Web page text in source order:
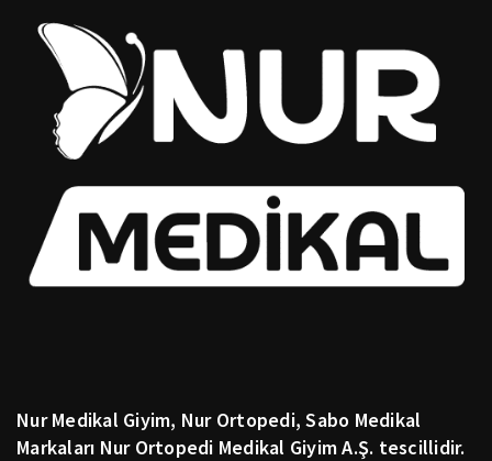
Nur Medikal Giyim, Nur Ortopedi, Sabo Medikal
Markaları Nur Ortopedi Medikal Giyim A.Ş. tescillidir.